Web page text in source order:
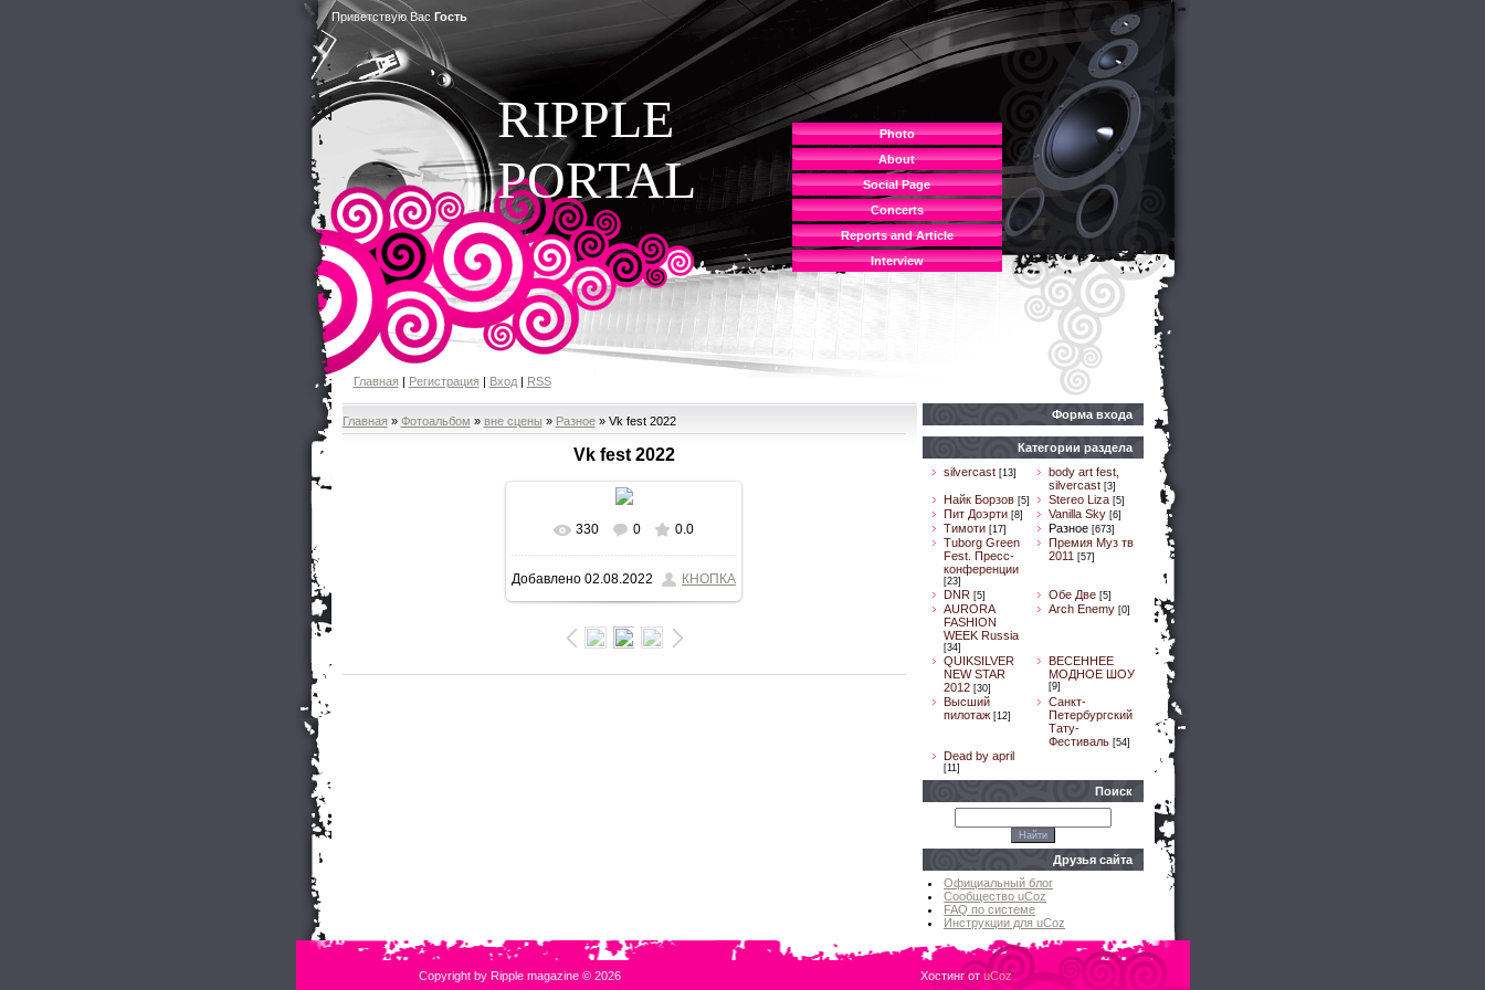
Приветствую Вас Гость
Photo
About
Social Page
Concerts
Reports and Article
Interview
RIPPLE
PORTAL
Главная| Регистрация| Вход| RSS
Главная » Фотоальбом » вне сцены » Разное» Vk fest 2022
Vk fest 2022
В реальном размере
800x533/ 141.9Kb
330 0 0.0
Добавлено 02.08.2022 КНОПКА
Форма входа
Категории раздела
silvercast [13]
body art fest,
silvercast [3]
Найк Борзов [5] Stereo Liza [5]
Пит Доэрти [8] Vanilla Sky [6]
Тимоти [17] Разное [673]
Tuborg Green
Fest. Пресс-
конференции
[23]
Премия Муз тв
2011 [57]
DNR [5] Обе Две [5]
AURORA
FASHION
WEEK Russia
[34]
Arch Enemy [0]
QUIKSILVER
NEW STAR
2012 [30]
ВЕСЕННЕЕ
МОДНОЕ ШОУ
[9]
Высший
пилотаж [12]
Санкт-
Петербургский
Тату-
Фестиваль [54]
Dead by april
[11]
Поиск
Друзья сайта
Официальный блог
Сообщество uCoz
FAQ по системе
Инструкции для uCoz
Copyright by Ripple magazine © 2026 Хостинг отuCoz